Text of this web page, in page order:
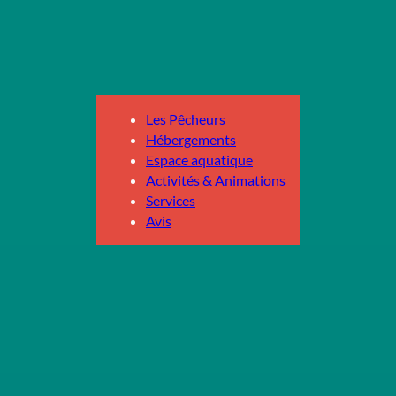
Les Pêcheurs
Hébergements
Espace aquatique
Activités & Animations
Services
Avis